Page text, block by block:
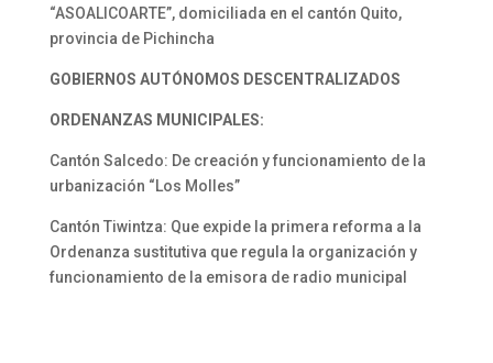
“ASOALICOARTE”, domiciliada en el cantón Quito,
provincia de Pichincha
GOBIERNOS AUTÓNOMOS DESCENTRALIZADOS
ORDENANZAS MUNICIPALES:
Cantón Salcedo: De creación y funcionamiento de la
urbanización “Los Molles”
Cantón Tiwintza: Que expide la primera reforma a la
Ordenanza sustitutiva que regula la organización y
funcionamiento de la emisora de radio municipal